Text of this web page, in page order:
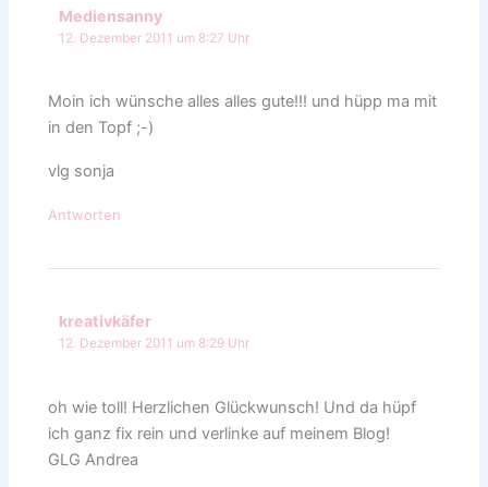
Mediensanny
12. Dezember 2011 um 8:27 Uhr
Moin ich wünsche alles alles gute!!! und hüpp ma mit
in den Topf ;-)
vlg sonja
Antworten
kreativkäfer
12. Dezember 2011 um 8:29 Uhr
oh wie toll! Herzlichen Glückwunsch! Und da hüpf
ich ganz fix rein und verlinke auf meinem Blog!
GLG Andrea